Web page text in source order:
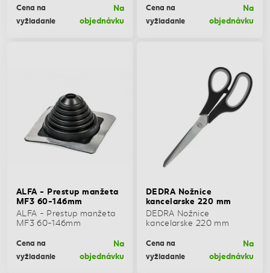
Cena na
vyžiadanie
Na
objednávku
Cena na
vyžiadanie
Na
objednávku
ALFA - Prestup manžeta
MF3 60-146mm
ALFA - Prestup manžeta
MF3 60-146mm
Cena na
vyžiadanie
Na
objednávku
DEDRA Nožnice
kancelarske 220 mm
DEDRA Nožnice
kancelarske 220 mm
Cena na
vyžiadanie
Na
objednávku